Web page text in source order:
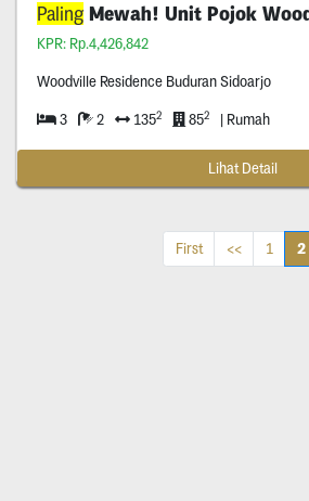
PalingMewah! Unit Pojok
KPR: Rp.4,426,842
Woodville Residence Buduran Sidoarjo
3 2 1352 852 | Rumah
Lihat Detail
First << 1 2